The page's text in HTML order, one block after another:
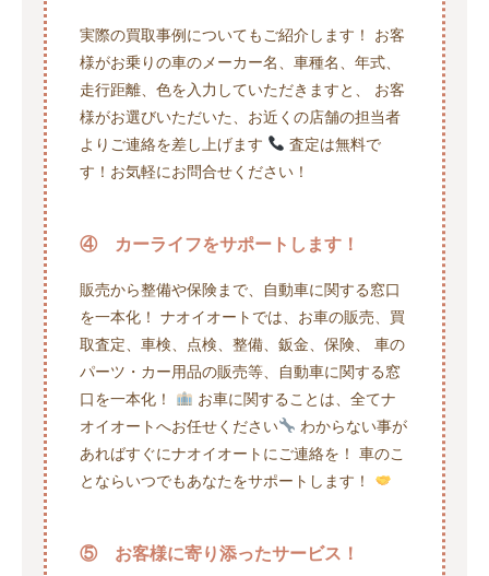
実際の買取事例についてもご紹介します！ お客
様がお乗りの車のメーカー名、車種名、年式、
走行距離、色を入力していただきますと、 お客
様がお選びいただいた、お近くの店舗の担当者
よりご連絡を差し上げます
査定は無料で
す！お気軽にお問合せください！
④ カーライフをサポートします！
販売から整備や保険まで、自動車に関する窓口
を一本化！ ナオイオートでは、お車の販売、買
取査定、車検、点検、整備、鈑金、保険、 車の
パーツ・カー用品の販売等、自動車に関する窓
口を一本化！
お車に関することは、全てナ
オイオートへお任せください
わからない事が
あればすぐにナオイオートにご連絡を！ 車のこ
とならいつでもあなたをサポートします！
⑤ お客様に寄り添ったサービス！